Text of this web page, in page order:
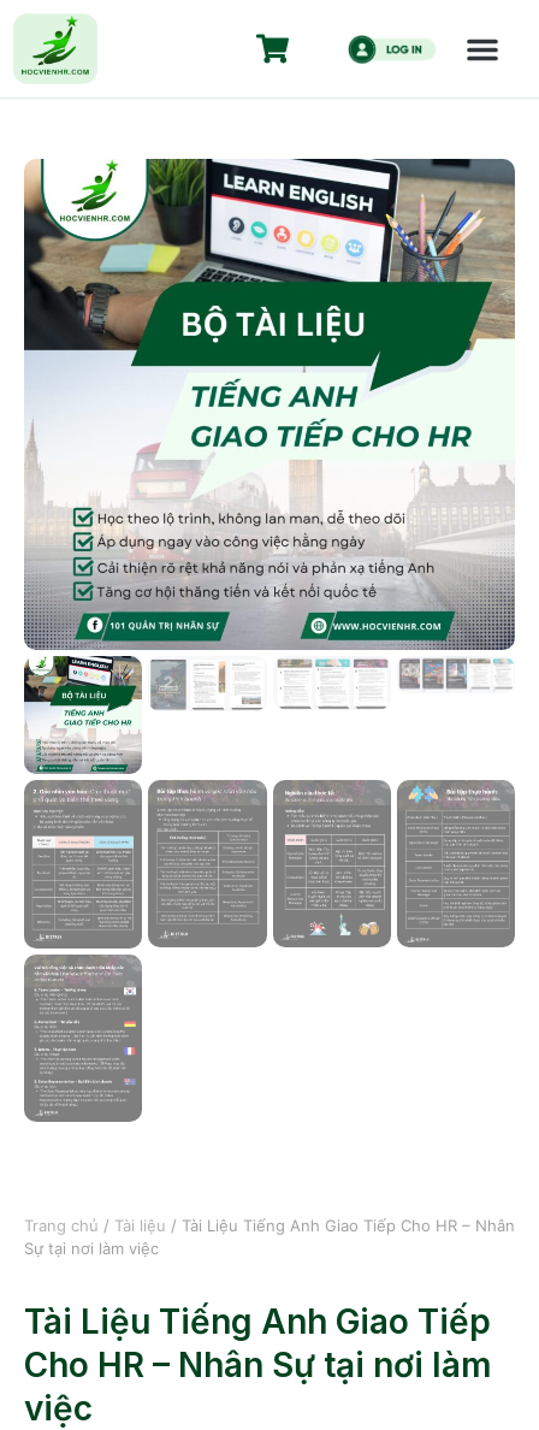
Trang chủ / Tài liệu / Tài Liệu Tiếng Anh Giao Tiếp Cho HR – Nhân
Sự tại nơi làm việc
Tài Liệu Tiếng Anh Giao Tiếp
Cho HR – Nhân Sự tại nơi làm
việc